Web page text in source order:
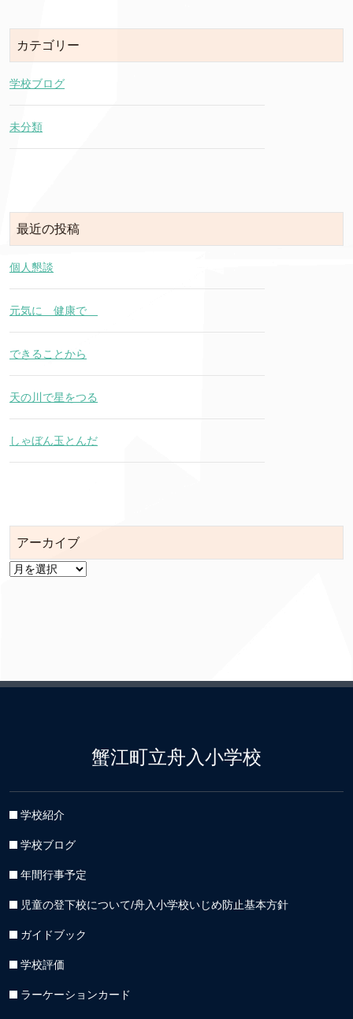
カテゴリー
学校ブログ
未分類
最近の投稿
個人懇談
元気に 健康で
できることから
天の川で星をつる
しゃぼん玉とんだ
アーカイブ
ア
蟹江町立舟入小学校
学校紹介
学校ブログ
年間行事予定
児童の登下校について/舟入小学校いじめ防止基本方針
ガイドブック
学校評価
ラーケーションカード